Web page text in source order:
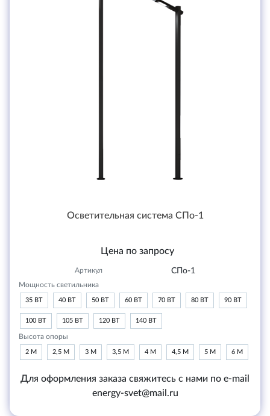
Осветительная система СПо-1
Цена по запросу
Артикул СПо-1
Мощность светильника
35 ВТ 40 ВТ 50 ВТ 60 ВТ 70 ВТ 80 ВТ 90 ВТ
100 ВТ 105 ВТ 120 ВТ 140 ВТ
Высота опоры
2 М 2,5 М 3 М 3,5 М 4 М 4,5 М 5 М 6 М
Для оформления заказа свяжитесь с нами по e-mail
energy-svet@mail.ru